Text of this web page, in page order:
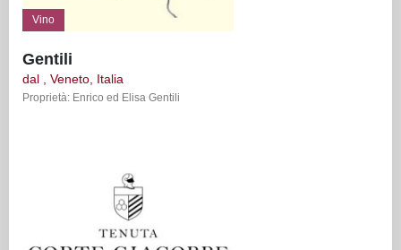
Vino
Gentili
dal , Veneto, Italia
Proprietà: Enrico ed Elisa Gentili